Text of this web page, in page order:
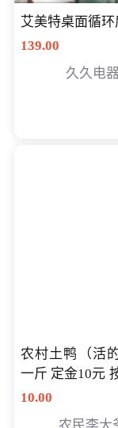
艾美特桌面循环
139.00
久久电
农村土鸭（活
一斤 定金10元 按送货交
付时秤重计算
10.00